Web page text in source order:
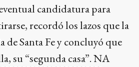
candidatura para
recordó los lazos que la
de Santa Fe y concluyó que
su “segunda casa”. NA